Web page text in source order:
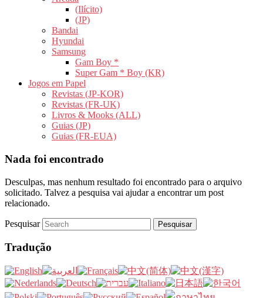
(Ilícito)
(JP)
Bandai
Hyundai
Samsung
Gam Boy *
Super Gam * Boy (KR)
Jogos em Papel
Revistas (JP-KOR)
Revistas (FR-UK)
Livros & Mooks (ALL)
Guias (JP)
Guias (FR-EUA)
Nada foi encontrado
Desculpas, mas nenhum resultado foi encontrado para o arquivo
solicitado. Talvez a pesquisa vai ajudar a encontrar um post
relacionado.
Pesquisar
Tradução